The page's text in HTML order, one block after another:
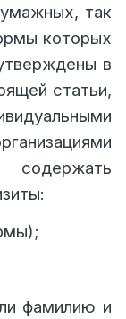
так
которых
в
статьи,
фамилию и